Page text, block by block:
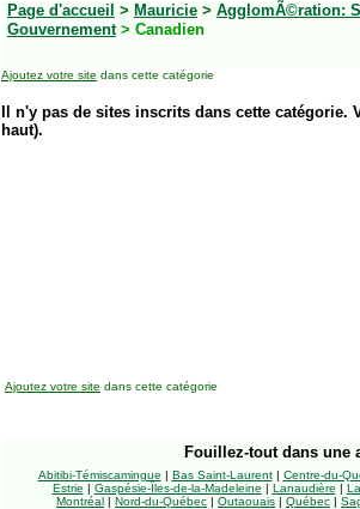
Page d'accueil > Mauricie > AgglomÃ©ration:
Gouvernement> Canadien
Ajoutez votre site dans cette catégorie
Il n'y pas de sites inscrits dans cette
haut).
Ajoutez votre site dans cette catégorie
Fouillez-tout dans une
Abitibi-Témiscamingue | Bas Saint-Laurent| Centre-du-
Estrie | Gaspésie-Îles-de-la-Madeleine | Lanaudière |
Montréal | Nord-du-Québec | Outaouais | Québec |